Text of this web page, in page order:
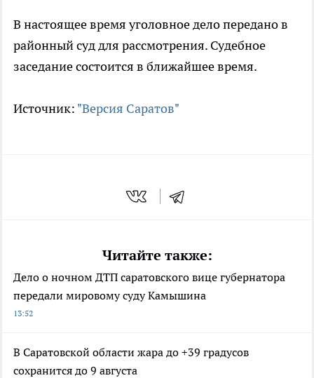
В настоящее время уголовное дело передано в
районный суд для рассмотрения. Судебное
заседание состоится в ближайшее время.
Источник: "Версия Саратов"
Читайте также:
Дело о ночном ДТП саратовского вице губернатора
передали мировому суду Камышина
13:52
В Саратовской области жара до +39 градусов
сохранится до 9 августа